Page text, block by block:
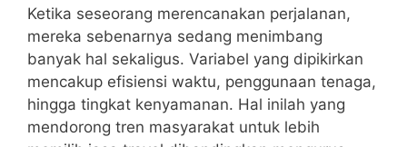
Ketika seseorang merencanakan perjalanan,
mereka sebenarnya sedang menimbang
banyak hal sekaligus. Variabel yang dipikirkan
mencakup efisiensi waktu, penggunaan tenaga,
hingga tingkat kenyamanan. Hal inilah yang
mendorong tren masyarakat untuk lebih